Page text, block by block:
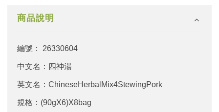
商品說明
編號： 26330604
中文名：四神湯
英文名：ChineseHerbalMix4StewingPork
規格：(90gX6)X8bag